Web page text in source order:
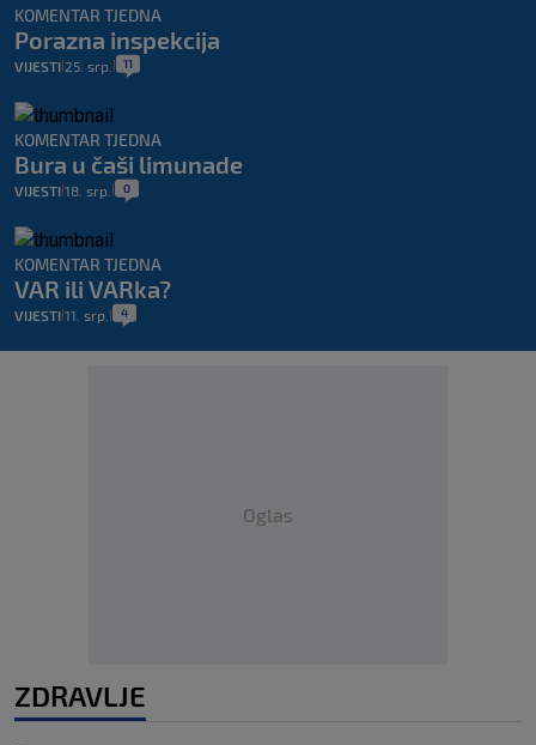
KOMENTAR TJEDNA
Porazna inspekcija
VIJESTI 25. srp. 11
KOMENTAR TJEDNA
Bura u čaši limunade
VIJESTI 18. srp. 0
KOMENTAR TJEDNA
VAR ili VARka?
VIJESTI 11. srp. 4
Oglas
ZDRAVLJE